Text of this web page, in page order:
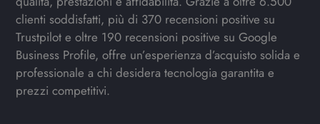
clienti soddisfatti, più di 370 recensioni positive su
Trustpilot e oltre 190 recensioni positive su Google
Business Profile, offre un’esperienza d’acquisto solida e
professionale a chi desidera tecnologia garantita e
prezzi competitivi.